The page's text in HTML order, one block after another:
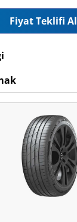
Fiyat Teklifi Al